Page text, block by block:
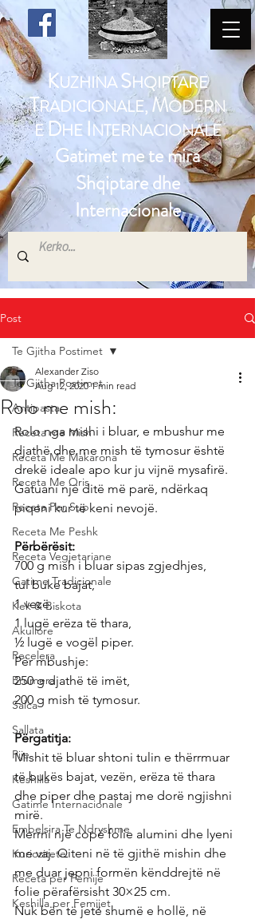
KUZHINASHQIPTARE
TRADICIONALE, MODERN
EDHE INTERNACIONALE
Gatimet me te mira
Shqiptare dhe
Internacionale
Post
Te Gjitha Postimet
Antipasta
Receta me Mish
Receta Me Makarona
Receta Me Oris
Receta Per Sup
Receta Me Peshk
Receta Vegjetariane
Gatime Tradicionale
Kek & Biskota
Akullore
Recelera
Brumera
Salca
Sallata
Pije
Keshilla
Gatime Internacionale
Embelsira Te Ndryshme
Kuriozitete
Receta per Femije
Keshilla per Femijet
Te Gjitha Postimet
Rolo me mish:
Alexander Ziso
Aug 12, 2020 1 min read
Rolo nga mishi i bluar, e mbushur me
djathë dhe me mish të tymosur është
drekë ideale apo kur ju vijnë mysafirë.
Gatuani një ditë më parë, ndërkaq
piqeni kur të keni nevojë.
Përbërësit:
700 g mish i bluar sipas zgjedhjes,
tul buke bajat,
1 vezë,
1 lugë erëza të thara,
½ lugë e vogël piper.
Për mbushje:
250 g djathë të imët,
200 g mish të tymosur.
Përgatitja:
Mishit të bluar shtoni tulin e thërrmuar
të bukës bajat, vezën, erëza të thara
dhe piper dhe pastaj me dorë ngjishni
mirë.
Merrni një copë folie alumini dhe lyeni
me vaj. Qiteni në të gjithë mishin dhe
me duar jepni formën kënddrejtë në
folie përafërsisht 30×25 cm.
Nuk bën të jetë shumë e hollë, në